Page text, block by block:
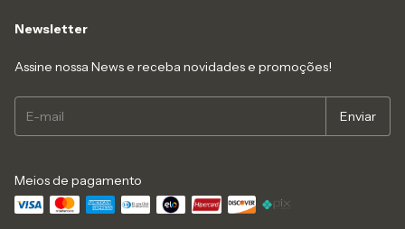
Newsletter
Assine nossa News e receba novidades e promoções!
Meios de pagamento